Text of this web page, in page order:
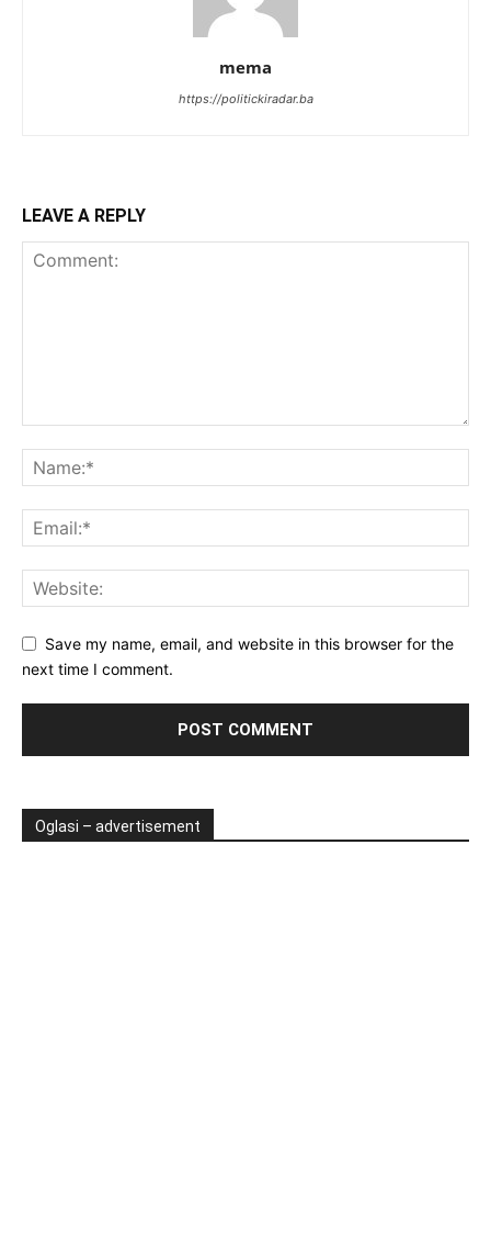
mema
https://politickiradar.ba
LEAVE A REPLY
Save my name, email, and website in this browser for the
next time I comment.
Oglasi – advertisement